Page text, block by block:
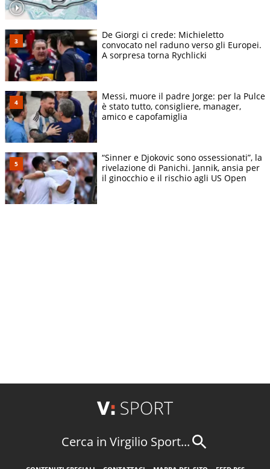
De Giorgi ci crede: Michieletto
convocato nel raduno verso gli Europei.
A sorpresa torna Rychlicki
Messi, muore il padre Jorge: per la Pulce
è stato tutto, consigliere, manager,
amico e capofamiglia
“Sinner e Djokovic sono ossessionati”, la
rivelazione di Panichi. Jannik, ansia per
il ginocchio e il rischio agli US Open
Cerca in Virgilio Sport...